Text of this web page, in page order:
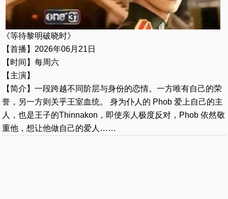
《等待黎明破晓时》
【首播】2026年06月21日
【时间】每周六
【主演】
【简介】一段跨越不同阶层与身份的恋情。一方唯有自己的荣
誉，另一方则关乎王室血统。 身为仆人的 Phob 爱上自己的主
人，也是王子的Thinnakon，即使亲人极度反对，Phob 依然敬
重他，想让他做自己的爱人……